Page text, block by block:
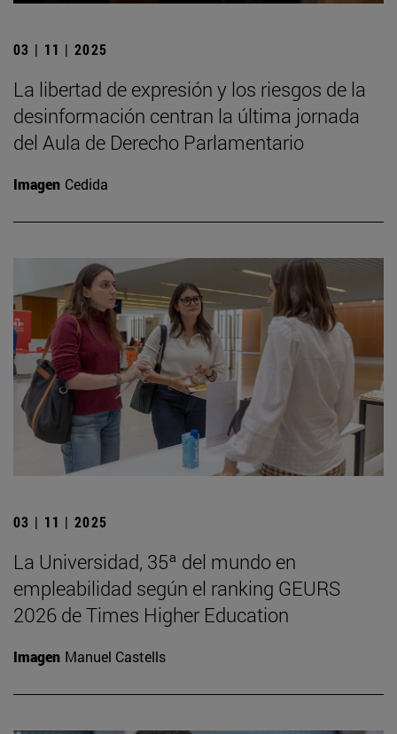
03 | 11 | 2025
La libertad de expresión y los riesgos de la
desinformación centran la última jornada
del Aula de Derecho Parlamentario
Imagen Cedida
03 | 11 | 2025
La Universidad, 35ª del mundo en
empleabilidad según el ranking GEURS
2026 de Times Higher Education
Imagen Manuel Castells